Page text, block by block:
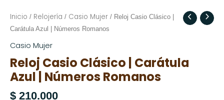
Inicio / Relojería / Casio Mujer / Reloj Casio Clásico |
Carátula Azul | Números Romanos
Casio Mujer
Reloj Casio Clásico | Carátula
Azul | Números Romanos
$ 210.000
Reloj
Casio
Clásico
Carátula
Azul